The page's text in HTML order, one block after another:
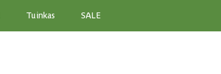
Tuinkas SALE